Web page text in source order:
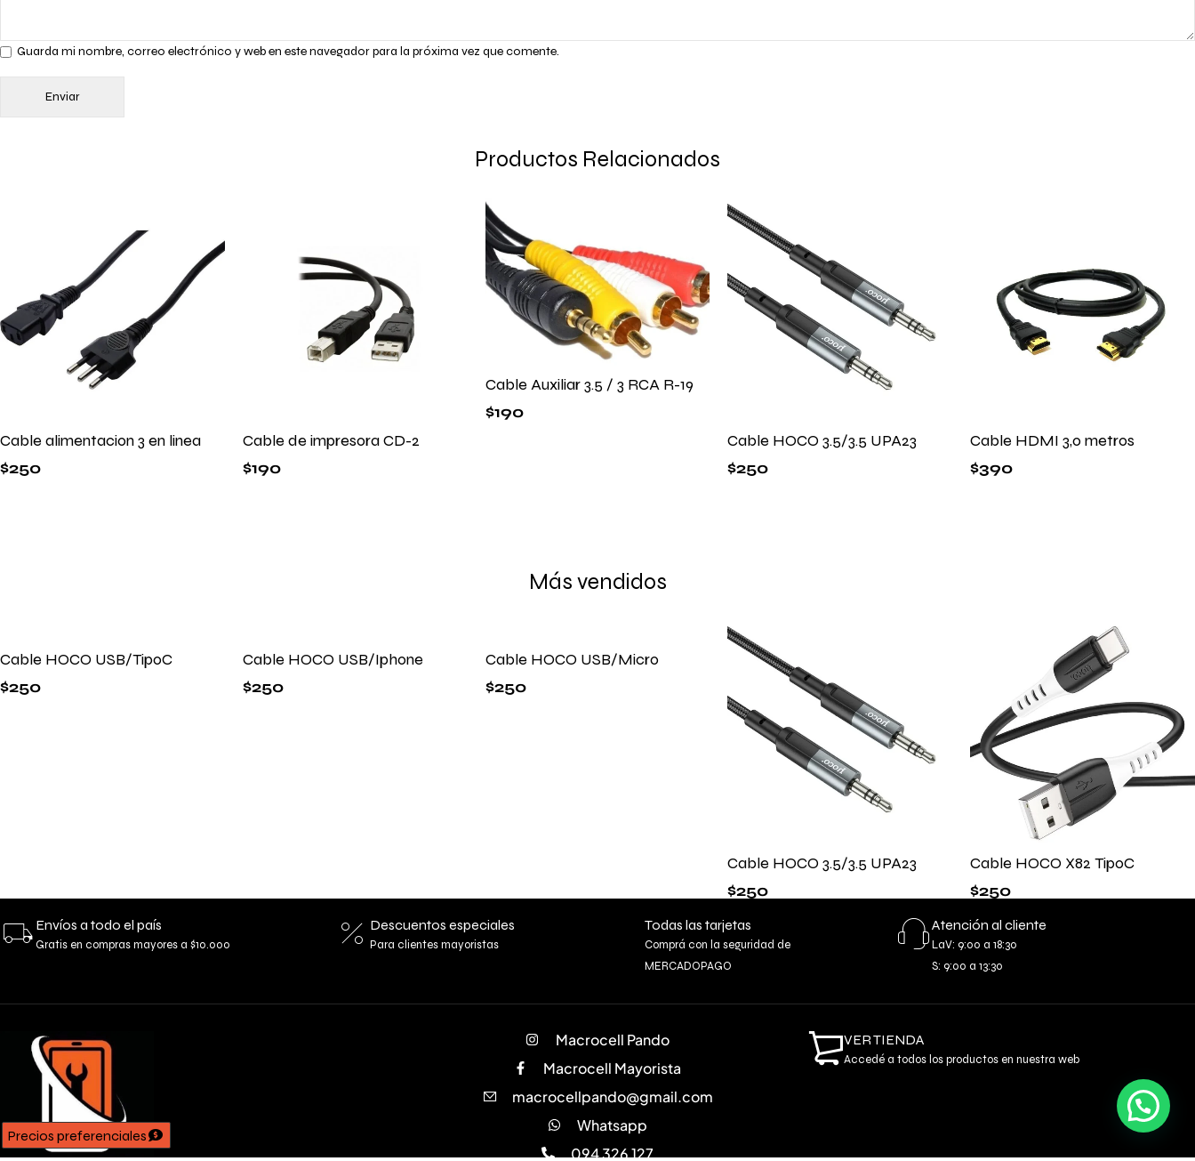
Guarda mi nombre, correo electrónico y web en este navegador para la próxima vez que comente.
Productos Relacionados
Cable alimentacion 3 en linea
$250
Cable de impresora CD-2
$190
Cable Auxiliar 3.5 / 3 RCA R-19
$190
Cable HOCO 3.5/3.5 UPA23
$250
Cable HDMI 3,0 metros
$390
Más vendidos
Cable HOCO USB/TipoC
$250
Cable HOCO USB/Iphone
$250
Cable HOCO USB/Micro
$250
Cable HOCO 3.5/3.5 UPA23
$250
Cable HOCO X82 TipoC
$250
Envíos a todo el país
Gratis en compras mayores a $10.000
Descuentos especiales
Para clientes mayoristas
Todas las tarjetas
Comprá con la seguridad de
MERCADOPAGO
Atención al cliente
LaV: 9:00 a 18:30
S: 9:00 a 13:30
Macrocell Pando
Macrocell Mayorista
macrocellpando@gmail.com
Whatsapp
094 326 127
VER TIENDA
Accedé a todos los productos en nuestra web
Precios preferenciales